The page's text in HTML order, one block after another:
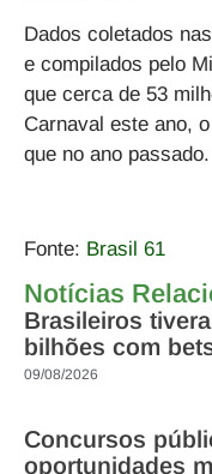
Dados coletados
e compilados pelo
que cerca de 53
Carnaval este ano,
que no ano passado.
Fonte: Brasil 61
Notícias
Brasileiros
bilhões com
09/08/2026
Concursos
oportunidades